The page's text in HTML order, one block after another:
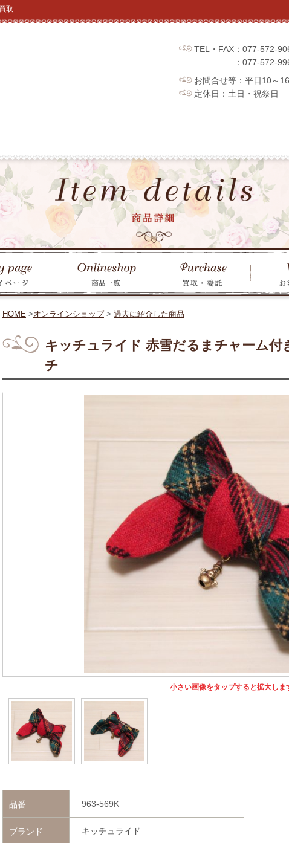
取
TEL・FAX：077-572-
：077-572-
お問合せ等：平日10～
定休日：土日・祝祭日
HOME >オンラインショップ> 過去に紹介した商品
キッチュライド 赤雪だるまチャーム
チ
小さい画像をタップすると拡大しま
品番 963-569K
ブランド キッチュライド